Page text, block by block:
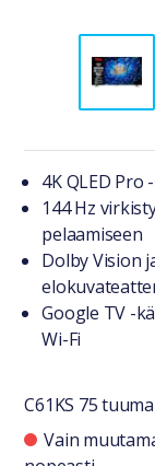
4K QLED
144 Hz
pelaamiseen
Dolby Vision
Google TV -
Wi-Fi
C61KS 75
Vain